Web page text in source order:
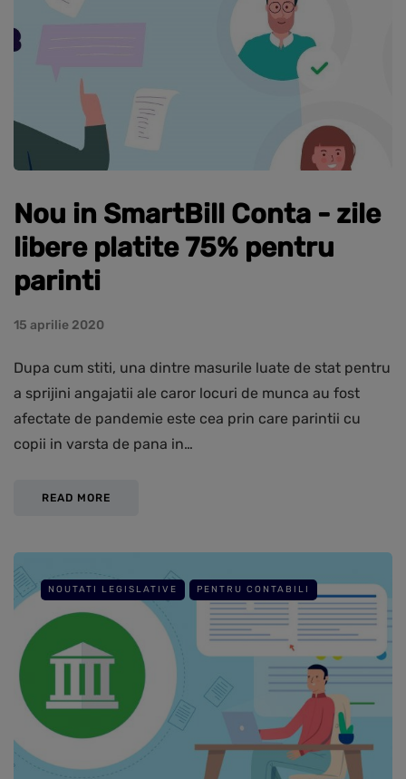
Nou in SmartBill Conta - zile
libere platite 75% pentru
parinti
15 aprilie 2020
Dupa cum stiti, una dintre masurile luate de stat pentru
a sprijini angajatii ale caror locuri de munca au fost
afectate de pandemie este cea prin care parintii cu
copii in varsta de pana in…
READ MORE
NOUTATI LEGISLATIVE PENTRU CONTABILI